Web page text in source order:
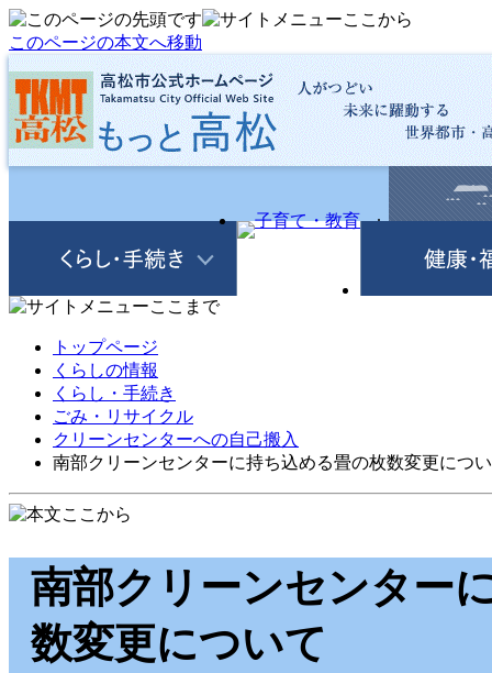
このページの本文へ移動
トップページ
くらしの情報
くらし・手続き
ごみ・リサイクル
クリーンセンターへの自己搬入
南部クリーンセンターに持ち込める畳の枚数変更につ
南部クリーンセンター
数変更について